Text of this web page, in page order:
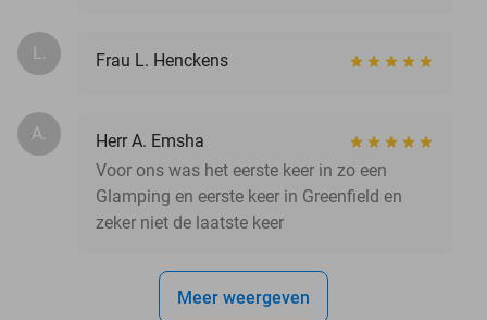
L. Frau L. Henckens
A.
Herr A. Emsha
Voor ons was het eerste keer in zo een
Glamping en eerste keer in Greenfield en
zeker niet de laatste keer
Meer weergeven